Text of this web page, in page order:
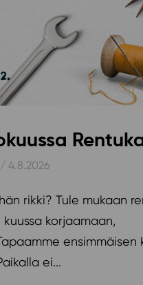
4.8.2026
rikki? Tule mukaan
korjaamaan,
ensimmäisen
ei...